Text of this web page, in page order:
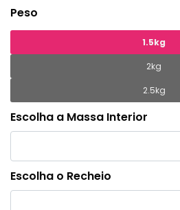
Peso
1.5kg
2kg
2.5kg
Escolha a Massa Interior
Escolha o Recheio